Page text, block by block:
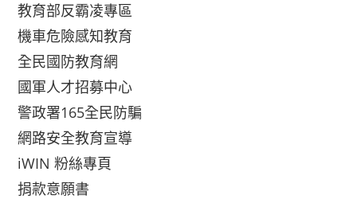
教育部反霸凌專區
機車危險感知教育
全民國防教育網
國軍人才招募中心
警政署165全民防騙
網路安全教育宣導
iWIN 粉絲專頁
捐款意願書